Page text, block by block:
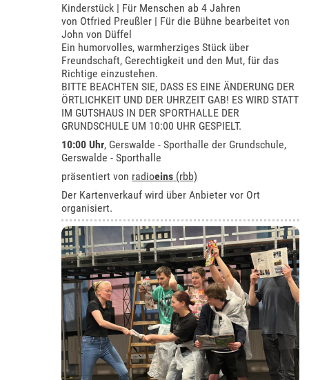
Kinderstück | Für Menschen ab 4 Jahren
von Otfried Preußler | Für die Bühne bearbeitet von
John von Düffel
Ein humorvolles, warmherziges Stück über
Freundschaft, Gerechtigkeit und den Mut, für das
Richtige einzustehen.
BITTE BEACHTEN SIE, DASS ES EINE ÄNDERUNG DER
ÖRTLICHKEIT UND DER UHRZEIT GAB! ES WIRD STATT
IM GUTSHAUS IN DER SPORTHALLE DER
GRUNDSCHULE UM 10:00 UHR GESPIELT.
10:00 Uhr, Gerswalde - Sporthalle der Grundschule,
Gerswalde - Sporthalle
präsentiert von radioeins (rbb)
Der Kartenverkauf wird über Anbieter vor Ort
organisiert.